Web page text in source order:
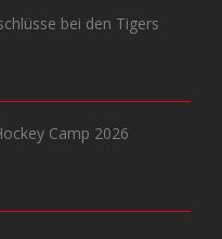
bei den Tigers
Camp 2026